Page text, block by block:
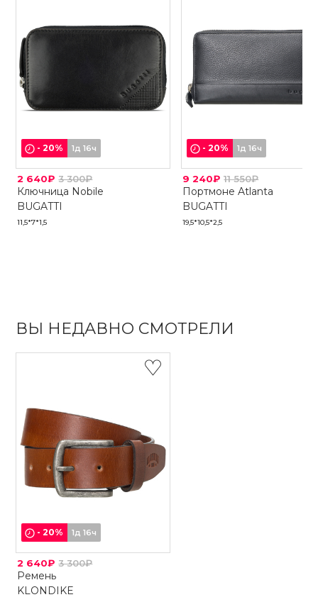
-20% 1д 16ч
2 640₽ 3 300₽
Ключница Nobile
BUGATTI
11,5*7*1,5
-20% 1д 16ч
9 240₽ 11 550₽
Портмоне Atlanta
BUGATTI
19,5*10,5*2,5
ВЫ НЕДАВНО СМОТРЕЛИ
-20% 1д 16ч
2 640₽ 3 300₽
Ремень
KLONDIKE